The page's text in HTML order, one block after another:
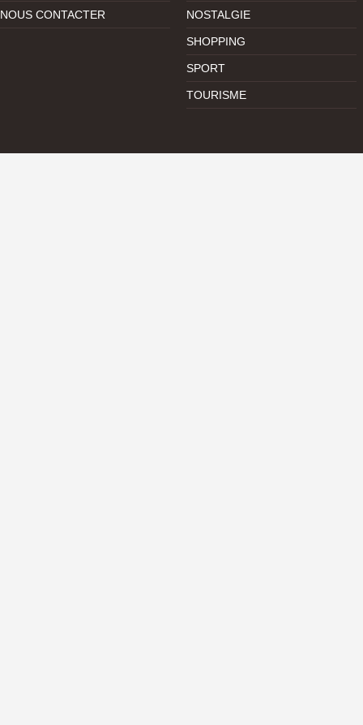
NOUS CONTACTER NOSTALGIE
SHOPPING
SPORT
TOURISME